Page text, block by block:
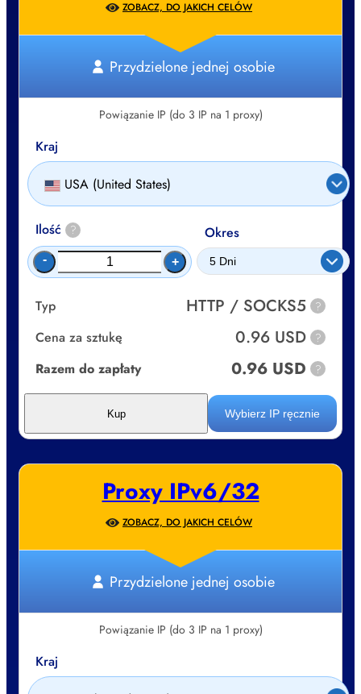
ZOBACZ, DO JAKICH CELÓW
Przydzielone jednej osobie
Powiązanie IP (do 3 IP na 1 proxy)
Kraj
USA (United States)
Ilość ?
- +
Okres
Typ HTTP / SOCKS5 ?
Cena za sztukę 0.96 USD ?
Razem do zapłaty 0.96 USD ?
Wybierz IP ręcznie
Kup
Proxy IPv6/32
ZOBACZ, DO JAKICH CELÓW
Przydzielone jednej osobie
Powiązanie IP (do 3 IP na 1 proxy)
Kraj